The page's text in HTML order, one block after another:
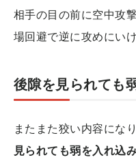
相手の目の前に空中攻
場回避で逆に攻めにいけ
後隙を見られても
またまた狡い内容になり
見られても弱を入れ込